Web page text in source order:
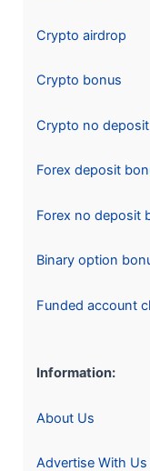
Crypto airdrop
Crypto bonus
Crypto no
Forex deposit
Forex no deposit
Binary option
Funded account
Information:
About Us
Advertise With Us